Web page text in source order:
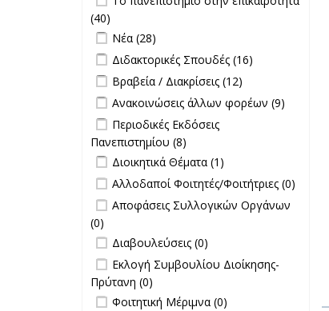
επιτροπών
επικαιρότητα filter
(40)
επικαιρότητα filter
Apply Νέα filter
Νέα (28)
Apply Διδακτορικές Σπουδές filter
Διδακτορικές Σπουδές (16)
filter
Apply Βραβεία / Διακρίσεις filter
Βραβεία / Διακρίσεις (12)
Διακρίσεις
Apply Ανακοινώσεις άλλων φορέων
filter
Ανακοινώσεις άλλων φορέων (9)
Apply Περιοδικές Εκδόσεις
Πανεπιστημίου filter
Περιοδικές Εκδόσεις
Πανεπιστημίου (8)
Εκδόσεις
Πανεπιστημίου filter
Apply Διοικητικά Θέματα filter
Διοικητικά Θέματα (1)
undefined
Αλλοδαποί Φοιτητές/Φοιτήτριες (0)
undefined
Αποφάσεις Συλλογικών Οργάνων
(0)
undefined
Διαβουλεύσεις (0)
undefined
Εκλογή Συμβουλίου Διοίκησης-
Πρύτανη (0)
undefined
Φοιτητική Μέριμνα (0)